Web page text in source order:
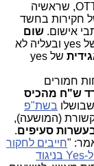
מבין ספקיות ה-OTT, שראשיה
חקירות בחשד
אישום. שום
בהתנהלות התאגידית והציבורית של yes ובעליה לא
של yes
חמורים
ש"ח מהכיס
בשת"פ
(המושעה),
סעיפים.
"חייבים לחקור
את הסיוע שמועצת הכבלים והלוויין נתנה ל-Yes בניגוד